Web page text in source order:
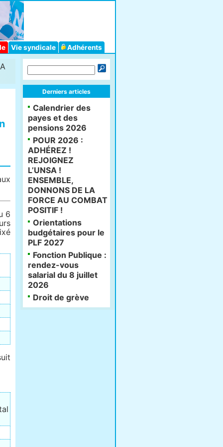
Vie syndicale Adhérents
6
Derniers articles
Calendrier des
payes et des
pensions 2026
POUR 2026 :
ADHÉREZ !
REJOIGNEZ
L’UNSA !
ENSEMBLE,
DONNONS DE LA
FORCE AU COMBAT
POSITIF !
Orientations
budgétaires pour le
PLF 2027
Fonction Publique :
rendez-vous
salarial du 8 juillet
2026
Droit de grève